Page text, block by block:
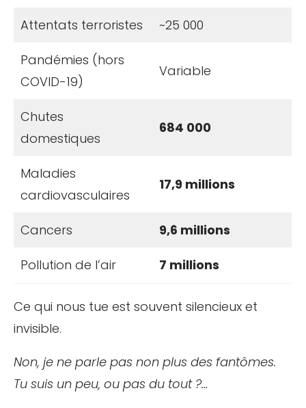
Attentats terroristes ~25 000
Pandémies (hors
COVID-19)
Variable
Chutes
domestiques
684 000
Maladies
cardiovasculaires
17,9 millions
Cancers 9,6 millions
Pollution de l’air 7 millions
Ce qui nous tue est souvent silencieux et
invisible.
Non, je ne parle pas non plus des fantômes.
Tu suis un peu, ou pas du tout ?…